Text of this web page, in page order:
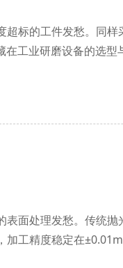
标的工件发愁。同样
工业研磨设备的选型
磨损。冷却系统设计
面处理发愁。传统
工精度稳定在